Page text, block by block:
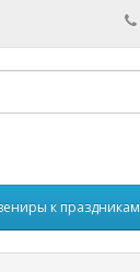
к праздникам